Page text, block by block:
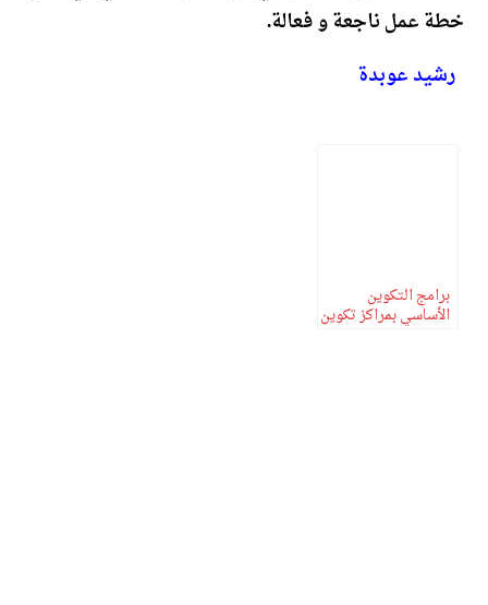
خطة عمل ناجعة و فعالة.
رشيد عوبدة
برامج التكوين
الأساسي بمراكز تكوين
الأطر التربوية